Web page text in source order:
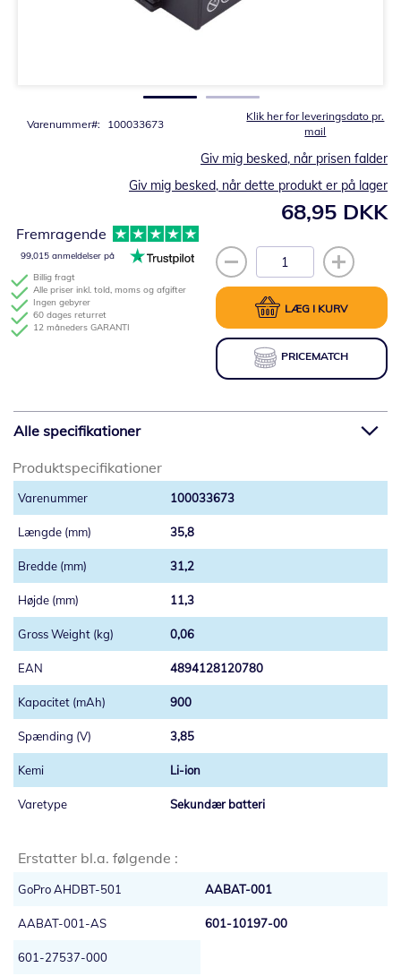
Klik her for leveringsdato pr.
mail
Varenummer 100033673
68,95 DKK
Giv mig besked, når prisen falder
Giv mig besked, når dette produkt er på lager
LÆG I KURV
PRICEMATCH
Billig fragt
Alle priser inkl. told, moms og afgifter
Ingen gebyrer
60 dages returret
12 måneders GARANTI
Fremragende
99,015 anmeldelser på
Alle specifikationer
Produktspecifikationer
100033673
35,8
31,2
11,3
0,06
4894128120780
900
3,85
Li-ion
Sekundær batteri
Erstatter bl.a. følgende :
GoPro AHDBT-501 AABAT-001
AABAT-001-AS 601-10197-00
601-27537-000